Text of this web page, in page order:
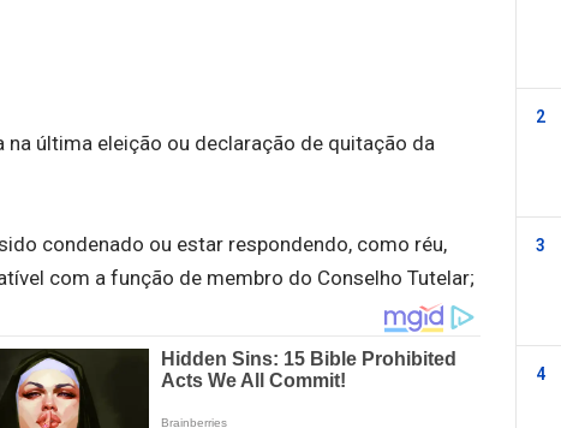
última eleição ou declaração de quitação da
condenado ou estar respondendo, como réu,
com a função de membro do Conselho Tutelar;